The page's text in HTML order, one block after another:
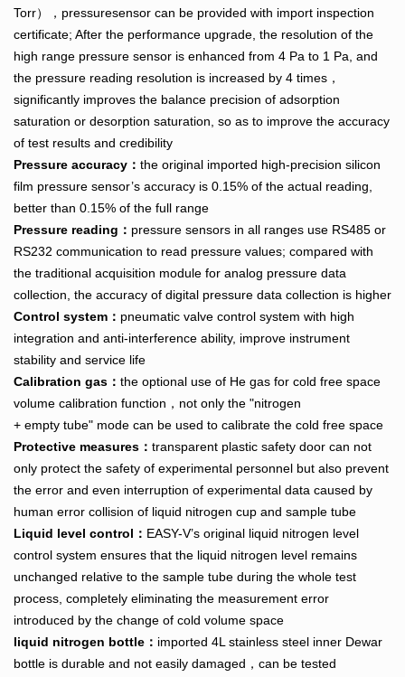
Torr），pressuresensor can be provided with import inspection
certificate; After the performance upgrade, the resolution of the
high range pressure sensor is enhanced from 4 Pa to 1 Pa, and
the pressure reading resolution is increased by 4 times，
significantly improves the balance precision of adsorption
saturation or desorption saturation, so as to improve the accuracy
of test results and credibility
Pressure accuracy： the original imported high-precision silicon
film pressure sensor’s accuracy is 0.15% of the actual reading,
better than 0.15% of the full range
Pressure reading： pressure sensors in all ranges use RS485 or
RS232 communication to read pressure values; compared with
the traditional acquisition module for analog pressure data
collection, the accuracy of digital pressure data collection is higher
Control system： pneumatic valve control system with high
integration and anti-interference ability, improve instrument
stability and service life
Calibration gas： the optional use of He gas for cold free space
volume calibration function，not only the "nitrogen
+ empty tube" mode can be used to calibrate the cold free space
Protective measures： transparent plastic safety door can not
only protect the safety of experimental personnel but also prevent
the error and even interruption of experimental data caused by
human error collision of liquid nitrogen cup and sample tube
Liquid level control： EASY-V’s original liquid nitrogen level
control system ensures that the liquid nitrogen level remains
unchanged relative to the sample tube during the whole test
process, completely eliminating the measurement error
introduced by the change of cold volume space
liquid nitrogen bottle： imported 4L stainless steel inner Dewar
bottle is durable and not easily damaged，can be tested